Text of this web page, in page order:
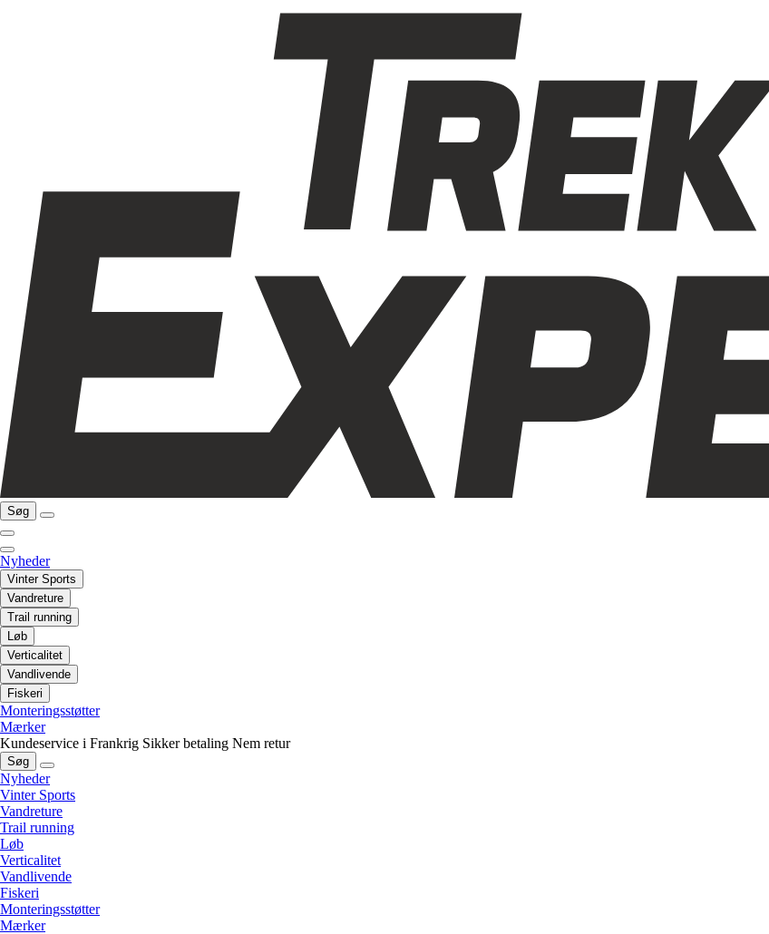
Søg
Nyheder
Vinter Sports
Vandreture
Trail running
Løb
Verticalitet
Vandlivende
Fiskeri
Monteringsstøtter
Mærker
Kundeservice i Frankrig Sikker betaling Nem retur
Søg
Nyheder
Vinter Sports
Vandreture
Trail running
Løb
Verticalitet
Vandlivende
Fiskeri
Monteringsstøtter
Mærker